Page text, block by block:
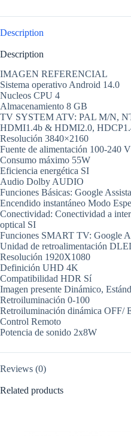
Description
Description
IMAGEN REFERENCIAL
Sistema operativo Android 14.0
Nucleos CPU 4
Almacenamiento 8 GB
TV SYSTEM ATV: PAL M/N,
HDMI1.4b & HDMI2.0,
Resolución 3840×2160
Fuente de alimentación 100-240
Consumo máximo 55W
Eficiencia energética SI
Audio Dolby AUDIO
Funciones Básicas: Google
Encendido instantáneo Modo
Conectividad: Conectividad a
optical SI
Funciones SMART TV: Google
Unidad de retroalimentación
Resolución 1920X1080
Definición UHD 4K
Compatibilidad HDR Sí
Imagen presente Dinámico,
Retroiluminación 0-100
Retroiluminación dinámica OFF/
Control Remoto
Potencia de sonido 2x8W
Reviews (0)
Related products